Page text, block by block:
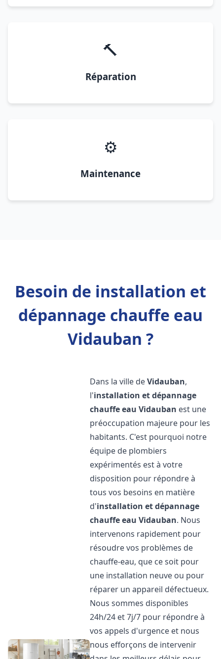
🔨
Réparation
⚙️
Maintenance
Besoin de installation et
dépannage chauffe eau
Vidauban ?
Dans la ville deVidauban,
l'installation et dépannage
chauffe eau Vidauban est une
préoccupation majeure pour les
habitants. C'est pourquoi notre
équipe de plombiers
expérimentés est à votre
disposition pour répondre à
tous vos besoins en matière
d'installation et dépannage
chauffe eau Vidauban. Nous
intervenons rapidement pour
résoudre vos problèmes de
chauffe-eau, que ce soit pour
une installation neuve ou pour
réparer un appareil défectueux.
Nous sommes disponibles
24h/24 et 7j/7 pour répondre à
vos appels d'urgence et nous
nous efforçons de intervenir